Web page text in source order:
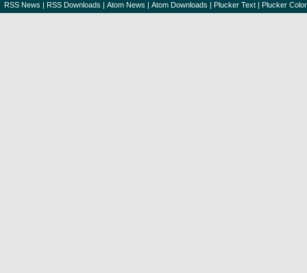
RSS News | RSS Downloads | Atom News | Atom Downloads | Plucker Text | Plucker Color